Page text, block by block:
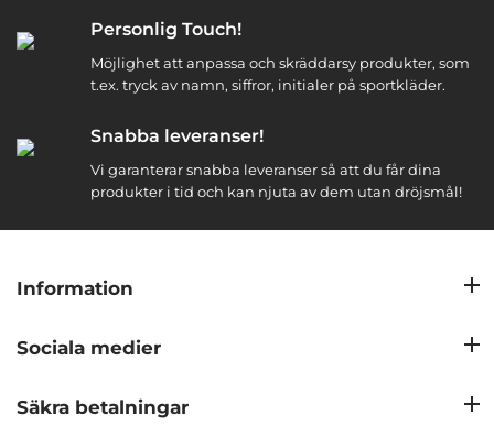
Personlig Touch!
Möjlighet att anpassa och skräddarsy produkter, som
t.ex. tryck av namn, siffror, initialer på sportkläder.
Snabba leveranser!
Vi garanterar snabba leveranser så att du får dina
produkter i tid och kan njuta av dem utan dröjsmål!
Information
Sociala medier
Säkra betalningar